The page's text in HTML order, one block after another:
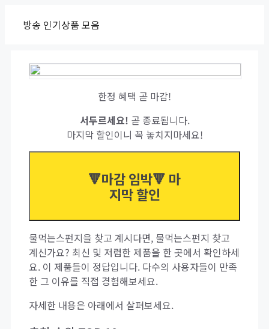
방송 인기상품 모음
한정 혜택 곧 마감!
서두르세요! 곧 종료됩니다.
마지막 할인이니 꼭 놓치지마세요!
🔻마감 임박🔻 마
지막 할인
물먹는스펀지을 찾고 계시다면, 물먹는스펀지 찾고
계신가요? 최신 및 저렴한 제품을 한 곳에서 확인하세
요. 이 제품들이 정답입니다. 다수의 사용자들이 만족
한 그 이유를 직접 경험해보세요.
자세한 내용은 아래에서 살펴보세요.